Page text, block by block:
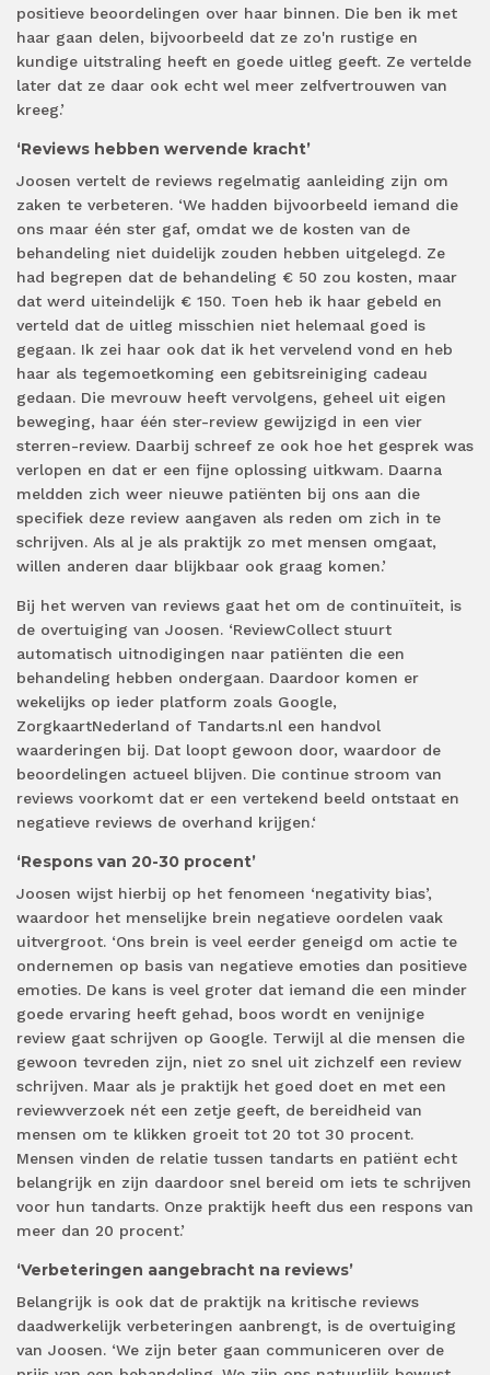
positieve beoordelingen over haar binnen. Die ben ik met
haar gaan delen, bijvoorbeeld dat ze zo'n rustige en
kundige uitstraling heeft en goede uitleg geeft. Ze vertelde
later dat ze daar ook echt wel meer zelfvertrouwen van
kreeg.’
‘Reviews hebben wervende kracht’
Joosen vertelt de reviews regelmatig aanleiding zijn om
zaken te verbeteren. ‘We hadden bijvoorbeeld iemand die
ons maar één ster gaf, omdat we de kosten van de
behandeling niet duidelijk zouden hebben uitgelegd. Ze
had begrepen dat de behandeling € 50 zou kosten, maar
dat werd uiteindelijk € 150. Toen heb ik haar gebeld en
verteld dat de uitleg misschien niet helemaal goed is
gegaan. Ik zei haar ook dat ik het vervelend vond en heb
haar als tegemoetkoming een gebitsreiniging cadeau
gedaan. Die mevrouw heeft vervolgens, geheel uit eigen
beweging, haar één ster-review gewijzigd in een vier
sterren-review. Daarbij schreef ze ook hoe het gesprek was
verlopen en dat er een fijne oplossing uitkwam. Daarna
meldden zich weer nieuwe patiënten bij ons aan die
specifiek deze review aangaven als reden om zich in te
schrijven. Als al je als praktijk zo met mensen omgaat,
willen anderen daar blijkbaar ook graag komen.’
Bij het werven van reviews gaat het om de continuïteit, is
de overtuiging van Joosen. ‘ReviewCollect stuurt
automatisch uitnodigingen naar patiënten die een
behandeling hebben ondergaan. Daardoor komen er
wekelijks op ieder platform zoals Google,
ZorgkaartNederland of Tandarts.nl een handvol
waarderingen bij. Dat loopt gewoon door, waardoor de
beoordelingen actueel blijven. Die continue stroom van
reviews voorkomt dat er een vertekend beeld ontstaat en
negatieve reviews de overhand krijgen.‘
‘Respons van 20-30 procent’
Joosen wijst hierbij op het fenomeen ‘negativity bias’,
waardoor het menselijke brein negatieve oordelen vaak
uitvergroot. ‘Ons brein is veel eerder geneigd om actie te
ondernemen op basis van negatieve emoties dan positieve
emoties. De kans is veel groter dat iemand die een minder
goede ervaring heeft gehad, boos wordt en venijnige
review gaat schrijven op Google. Terwijl al die mensen die
gewoon tevreden zijn, niet zo snel uit zichzelf een review
schrijven. Maar als je praktijk het goed doet en met een
reviewverzoek nét een zetje geeft, de bereidheid van
mensen om te klikken groeit tot 20 tot 30 procent.
Mensen vinden de relatie tussen tandarts en patiënt echt
belangrijk en zijn daardoor snel bereid om iets te schrijven
voor hun tandarts. Onze praktijk heeft dus een respons van
meer dan 20 procent.’
‘Verbeteringen aangebracht na reviews’
Belangrijk is ook dat de praktijk na kritische reviews
daadwerkelijk verbeteringen aanbrengt, is de overtuiging
van Joosen. ‘We zijn beter gaan communiceren over de